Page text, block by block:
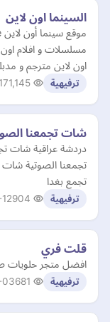
السينما اون لاين
مسلسلات و افلام اون
اون لاين مترجم و
ترفيهية
شات تجمعنا
دردشة عراقية شات
تجمعنا الصوتية
تجمع بغدا
ترفيهية
قلت فري
افضل متجر حلويات
ترفيهية